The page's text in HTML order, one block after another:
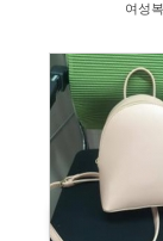
여성복